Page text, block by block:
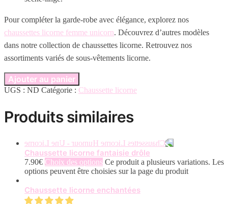
Pour compléter la garde-robe avec élégance, explorez nos
chaussettes licorne femme unicorn. Découvrez d’autres modèles
dans notre collection de chaussettes licorne. Retrouvez nos
assortiments variés de sous-vêtements licorne.
Ajouter au panier
UGS : ND Catégorie : Chaussette licorne
Produits similaires
Chaussette licorne fantaisie drôle
7.90€ Choix des options Ce produit a plusieurs variations. Les
options peuvent être choisies sur la page du produit
Chaussette licorne enchantées